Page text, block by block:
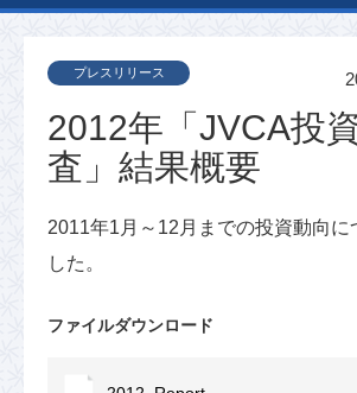
2012年「JVCA投
査」結果概要
プレスリリース
2011年1月～12月までの投資動向に
した。
ファイルダウンロード